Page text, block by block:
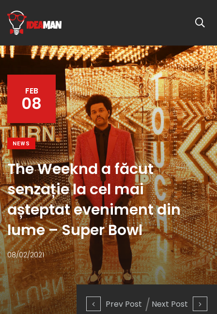
Prev Post Next Post
FEB
08
NEWS
The Weeknd a făcut
senzație la cel mai
așteptat eveniment din
lume – Super Bowl
08/02/2021